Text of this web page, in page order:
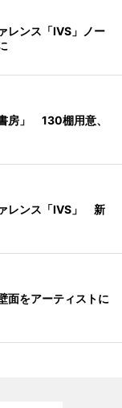
レンス「IVS」ノー
房」 130棚用意、
レンス「IVS」 新
面をアーティストに